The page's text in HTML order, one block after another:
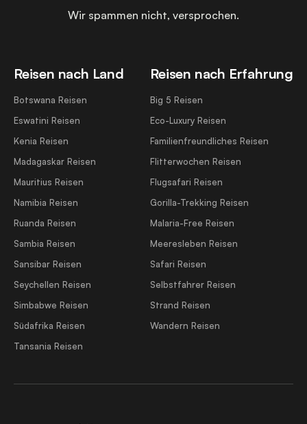
Reisen nach Land
Botswana Reisen
Eswatini Reisen
Kenia Reisen
Madagaskar Reisen
Mauritius Reisen
Namibia Reisen
Ruanda Reisen
Sambia Reisen
Sansibar Reisen
Seychellen Reisen
Simbabwe Reisen
Südafrika Reisen
Tansania Reisen
Reisen nach Erfahrung
Big 5 Reisen
Eco-Luxury Reisen
Familienfreundliches Reisen
Flitterwochen Reisen
Flugsafari Reisen
Gorilla-Trekking Reisen
Malaria-Free Reisen
Meeresleben Reisen
Safari Reisen
Selbstfahrer Reisen
Strand Reisen
Wandern Reisen
Wir spammen nicht, versprochen.